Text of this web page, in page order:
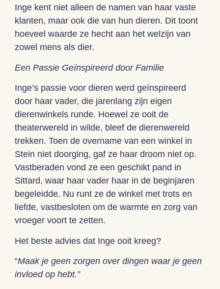
Inge kent niet alleen de namen van haar vaste
klanten, maar ook die van hun dieren. Dit toont
hoeveel waarde ze hecht aan het welzijn van
zowel mens als dier.
Een Passie Geïnspireerd door Familie
Inge’s passie voor dieren werd geïnspireerd
door haar vader, die jarenlang zijn eigen
dierenwinkels runde. Hoewel ze ooit de
theaterwereld in wilde, bleef de dierenwereld
trekken. Toen de overname van een winkel in
Stein niet doorging, gaf ze haar droom niet op.
Vastberaden vond ze een geschikt pand in
Sittard, waar haar vader haar in de beginjaren
begeleidde. Nu runt ze de winkel met trots en
liefde, vastbesloten om de warmte en zorg van
vroeger voort te zetten.
Het beste advies dat Inge ooit kreeg?
“Maak je geen zorgen over dingen waar je geen
invloed op hebt.”